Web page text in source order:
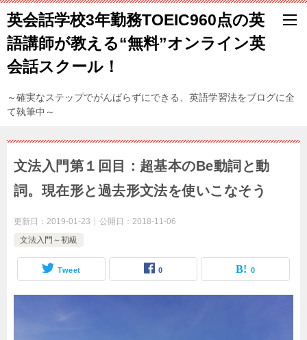
英会話学校3年勤務TOEIC960点の英
語講師が教える“無料”オンライン英
会話スクール！
～確実なステップでがんばらずにできる、英語学習法をブログに全
て執筆中～
文法入門第１回目：超基本のBe動詞と動
詞。現在形と過去形文法を使いこなそう
更新日： 2019-01-23 公開日： 2018-11-06
文法入門～初級
Tweet 0 0